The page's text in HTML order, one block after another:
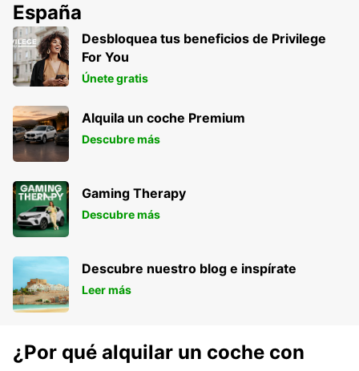
España
Desbloquea tus beneficios de Privilege
For You
Únete gratis
Alquila un coche Premium
Descubre más
Gaming Therapy
Descubre más
Descubre nuestro blog e inspírate
Leer más
¿Por qué alquilar un coche con